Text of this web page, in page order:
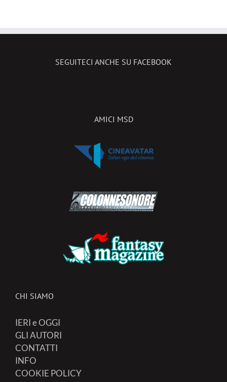
SEGUITECI ANCHE SU FACEBOOK
AMICI MSD
CHI SIAMO
IERI e OGGI
GLI AUTORI
CONTATTI
INFO
COOKIE POLICY